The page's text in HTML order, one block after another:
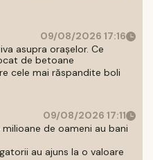
09/08/2026 17:16
asupra orașelor. Ce
de betoane
cele mai răspandite boli
09/08/2026 17:11
de oameni au bani
au ajuns la o valoare